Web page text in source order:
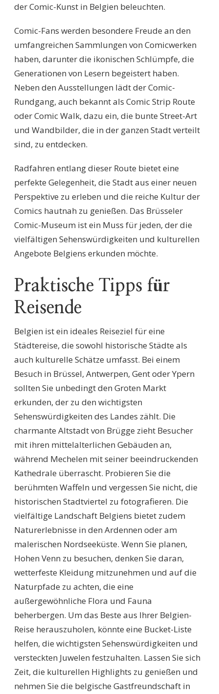
der Comic-Kunst in Belgien beleuchten.
Comic-Fans werden besondere Freude an den
umfangreichen Sammlungen von Comicwerken
haben, darunter die ikonischen Schlümpfe, die
Generationen von Lesern begeistert haben.
Neben den Ausstellungen lädt der Comic-
Rundgang, auch bekannt als Comic Strip Route
oder Comic Walk, dazu ein, die bunte Street-Art
und Wandbilder, die in der ganzen Stadt verteilt
sind, zu entdecken.
Radfahren entlang dieser Route bietet eine
perfekte Gelegenheit, die Stadt aus einer neuen
Perspektive zu erleben und die reiche Kultur der
Comics hautnah zu genießen. Das Brüsseler
Comic-Museum ist ein Muss für jeden, der die
vielfältigen Sehenswürdigkeiten und kulturellen
Angebote Belgiens erkunden möchte.
Praktische Tipps für
Reisende
Belgien ist ein ideales Reiseziel für eine
Städtereise, die sowohl historische Städte als
auch kulturelle Schätze umfasst. Bei einem
Besuch in Brüssel, Antwerpen, Gent oder Ypern
sollten Sie unbedingt den Groten Markt
erkunden, der zu den wichtigsten
Sehenswürdigkeiten des Landes zählt. Die
charmante Altstadt von Brügge zieht Besucher
mit ihren mittelalterlichen Gebäuden an,
während Mechelen mit seiner beeindruckenden
Kathedrale überrascht. Probieren Sie die
berühmten Waffeln und vergessen Sie nicht, die
historischen Stadtviertel zu fotografieren. Die
vielfältige Landschaft Belgiens bietet zudem
Naturerlebnisse in den Ardennen oder am
malerischen Nordseeküste. Wenn Sie planen,
Hohen Venn zu besuchen, denken Sie daran,
wetterfeste Kleidung mitzunehmen und auf die
Naturpfade zu achten, die eine
außergewöhnliche Flora und Fauna
beherbergen. Um das Beste aus Ihrer Belgien-
Reise herauszuholen, könnte eine Bucket-Liste
helfen, die wichtigsten Sehenswürdigkeiten und
versteckten Juwelen festzuhalten. Lassen Sie sich
Zeit, die kulturellen Highlights zu genießen und
nehmen Sie die belgische Gastfreundschaft in